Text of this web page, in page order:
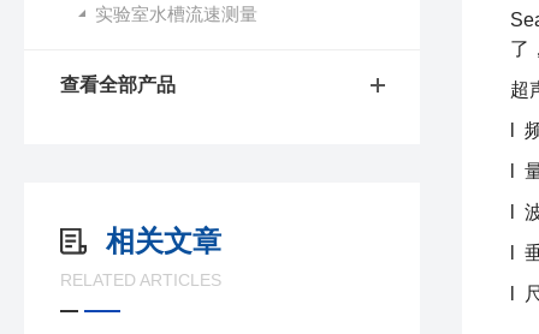
实验室水槽流速测量
查看全部产品
相关文章
RELATED ARTICLES
了
超
l
l
l
l
l